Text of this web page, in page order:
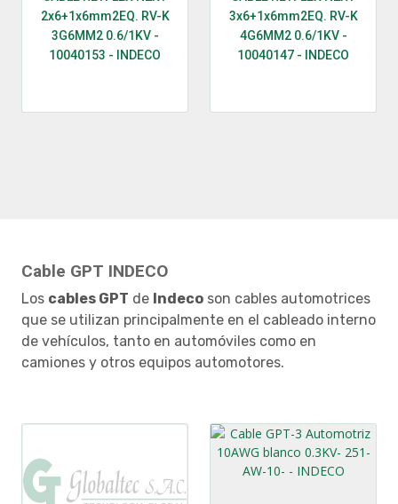
2x6+1x6mm2EQ. RV-K
3G6MM2 0.6/1KV -
10040153 - INDECO
3x6+1x6mm2EQ. RV-K
4G6MM2 0.6/1KV -
10040147 - INDECO
Cable GPT INDECO
Los cables GPT de Indeco son cables automotrices
que se utilizan principalmente en el cableado interno
de vehículos, tanto en automóviles como en
camiones y otros equipos automotores.